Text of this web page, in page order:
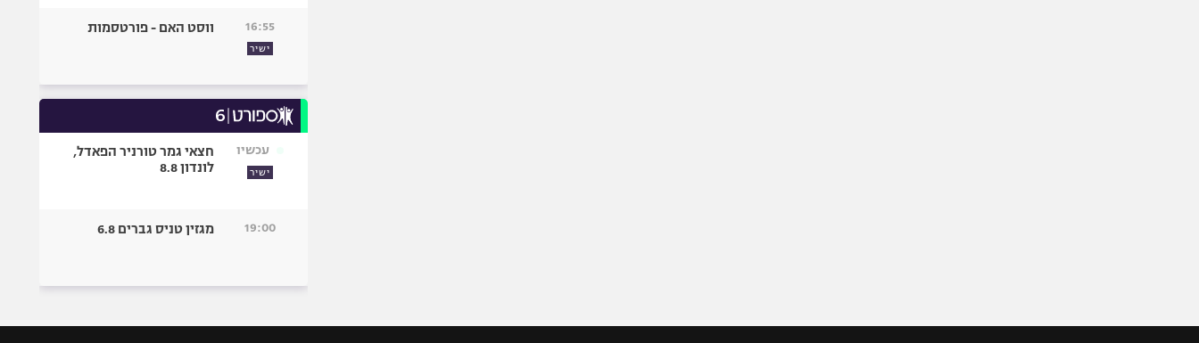
16:55
ישיר
ווסט האם - פורטסמות
עכשיו
ישיר
חצאי גמר טורניר הפאדל,
לונדון 8.8
19:00 מגזין טניס גברים 6.8